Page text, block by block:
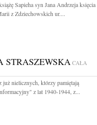
Sapieha syn Jana Andrzeja księcia
z Zdziechowskich ur....
STRASZEWSKA CAŁA
już nielicznych, którzy pamiętają
z lat 1940-1944, z...